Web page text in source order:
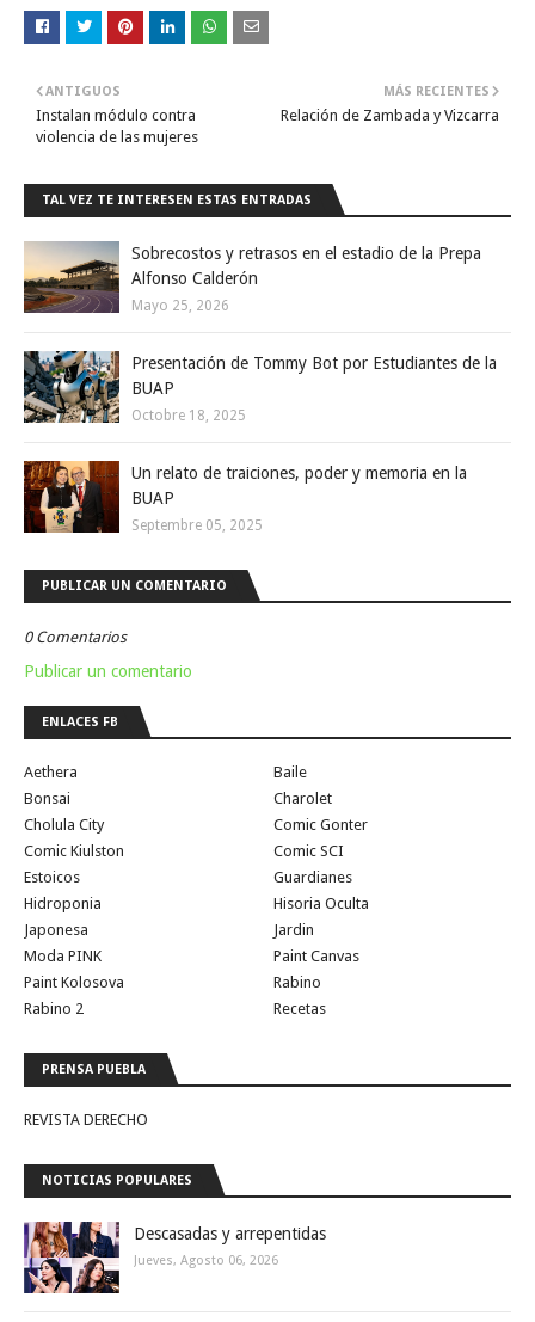
MÁS RECIENTES
Relación de Zambada y Vizcarra
ANTIGUOS
Instalan módulo contra
violencia de las mujeres
TAL VEZ TE INTERESEN ESTAS ENTRADAS
Sobrecostos y retrasos en el estadio de la Prepa
Alfonso Calderón
Mayo 25, 2026
Presentación de Tommy Bot por Estudiantes de la
BUAP
Octobre 18, 2025
Un relato de traiciones, poder y memoria en la
BUAP
Septembre 05, 2025
PUBLICAR UN COMENTARIO
0 Comentarios
Publicar un comentario
ENLACES FB
Aethera
Baile
Bonsai
Charolet
Cholula City
Comic Gonter
Comic Kiulston
Comic SCI
Estoicos
Guardianes
Hidroponia
Hisoria Oculta
Japonesa
Jardin
Moda PINK
Paint Canvas
Paint Kolosova
Rabino
Rabino 2
Recetas
PRENSA PUEBLA
REVISTA DERECHO
NOTICIAS POPULARES
Descasadas y arrepentidas
Jueves, Agosto 06, 2026